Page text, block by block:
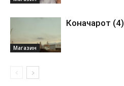
Магазин
Коначарот (4)